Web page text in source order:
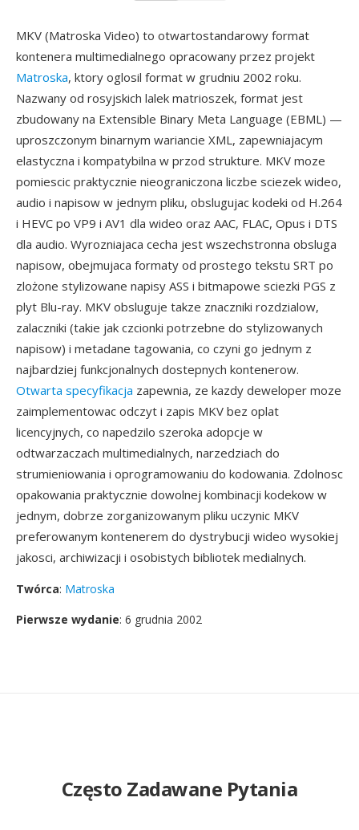
MKV (Matroska Video) to otwartostandarowy format
kontenera multimedialnego opracowany przez projekt
Matroska, ktory oglosil format w grudniu 2002 roku.
Nazwany od rosyjskich lalek matrioszek, format jest
zbudowany na Extensible Binary Meta Language (EBML) —
uproszczonym binarnym wariancie XML, zapewniajacym
elastyczna i kompatybilna w przod strukture. MKV moze
pomiescic praktycznie nieograniczona liczbe sciezek wideo,
audio i napisow w jednym pliku, obslugujac kodeki od H.264
i HEVC po VP9 i AV1 dla wideo oraz AAC, FLAC, Opus i DTS
dla audio. Wyrozniajaca cecha jest wszechstronna obsluga
napisow, obejmujaca formaty od prostego tekstu SRT po
zlożone stylizowane napisy ASS i bitmapowe sciezki PGS z
plyt Blu-ray. MKV obsluguje takze znaczniki rozdzialow,
zalaczniki (takie jak czcionki potrzebne do stylizowanych
napisow) i metadane tagowania, co czyni go jednym z
najbardziej funkcjonalnych dostepnych kontenerow.
Otwarta specyfikacja zapewnia, ze kazdy deweloper moze
zaimplementowac odczyt i zapis MKV bez oplat
licencyjnych, co napedzilo szeroka adopcje w
odtwarzaczach multimedialnych, narzedziach do
strumieniowania i oprogramowaniu do kodowania. Zdolnosc
opakowania praktycznie dowolnej kombinacji kodekow w
jednym, dobrze zorganizowanym pliku uczynic MKV
preferowanym kontenerem do dystrybucji wideo wysokiej
jakosci, archiwizacji i osobistych bibliotek medialnych.
Twórca: Matroska
Pierwsze wydanie: 6 grudnia 2002
Często Zadawane Pytania